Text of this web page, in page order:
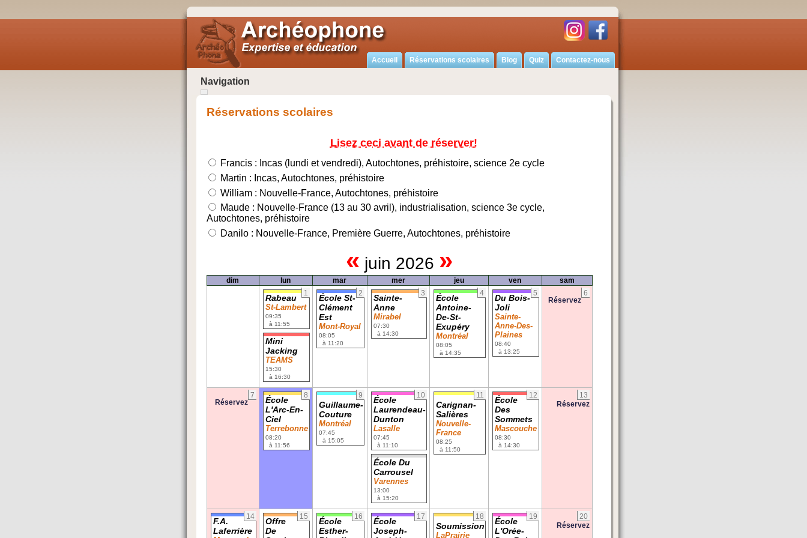
Accueil Réservations scolaires Blog Quiz Contactez-nous
Navigation
Réservations scolaires
Lisez ceci avant de réserver!
Francis : Incas (lundi et vendredi), Autochtones, préhistoire, science 2e cycle
Martin : Incas, Autochtones, préhistoire
William : Nouvelle-France, Autochtones, préhistoire
Maude : Nouvelle-France (13 au 30 avril), industrialisation, science 3e cycle,
Autochtones, préhistoire
Danilo : Nouvelle-France, Première Guerre, Autochtones, préhistoire
« juin 2026 »
dim lun mar mer jeu ven
sam
1
Rabeau
St-Lambert
09:35
à 11:55
Mini
Jacking
TEAMS
15:30
à 16:30
2
École St-
Clément
Est
Mont-Royal
08:05
à 11:20
3
Sainte-
Anne
Mirabel
07:30
à 14:30
4
École
Antoine-
De-St-
Exupéry
Montréal
08:05
à 14:35
5
Du Bois-
Joli
Sainte-
Anne-Des-
Plaines
08:40
à 13:25
6
Réservez
7
Réservez
8
École
L'Arc-En-
Ciel
Terrebonne
08:20
à 11:56
9
Guillaume-
Couture
Montréal
07:45
à 15:05
10
École
Laurendeau-
Dunton
Lasalle
07:45
à 11:10
École Du
Carrousel
Varennes
13:00
à 15:20
11
Carignan-
Salières
Nouvelle-
France
08:25
à 11:50
12
École
Des
Sommets
Mascouche
08:30
à 14:30
13
Réservez
14
F.A.
Laferrière
15
Offre
De
16
École
Esther-
17
École
Joseph-
18
Soumission
LaPrairie
19
École
L'Orée-
20
Réservez